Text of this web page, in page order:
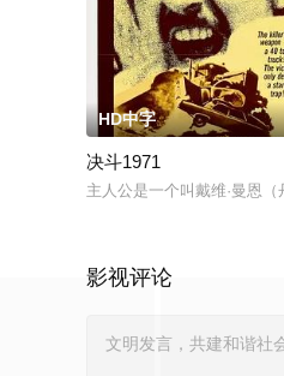
HD中字
决斗1971
主人公是一个叫戴维·曼恩
影视评论